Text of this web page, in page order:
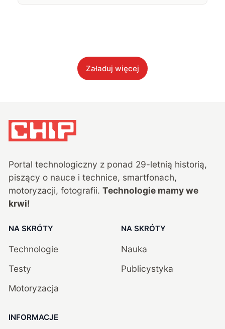
Załaduj więcej
Portal technologiczny z ponad 29-letnią historią,
piszący o nauce i technice, smartfonach,
motoryzacji, fotografii. Technologie mamy we
krwi!
NA SKRÓTY
Technologie
Testy
Motoryzacja
NA SKRÓTY
Nauka
Publicystyka
INFORMACJE